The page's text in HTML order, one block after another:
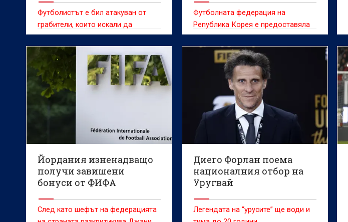
Футболистът е бил атакуван от
грабители, които искали да
задигнат смартфона му
Футболната федерация на
Република Корея е предоставяла
сексуални забавления на
чуждестранни съдии между 2011 и
2012 г., съобщи информационната
агенция Yonhap, позовавайки се на
одитен доклад.
Йордания изненадващо
получи завишени
бонуси от ФИФА
След като шефът на федерацията
Диего Форлан поема
националния отбор на
Уругвай
Легендата на “урусите” ще води и